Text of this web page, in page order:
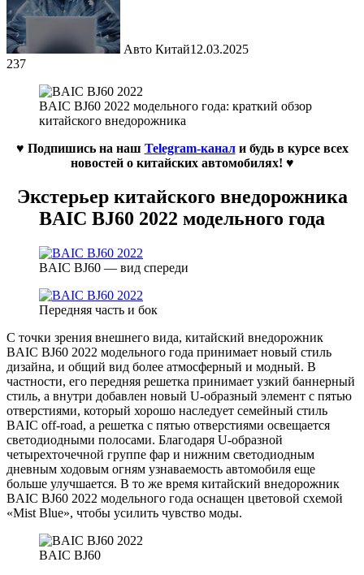
Авто Китай12.03.2025
237
BAIC BJ60 2022 модельного года: краткий обзор
китайского внедорожника
♥ Подпишись на наш Telegram-канали будь в курсе всех
новостей о китайских автомобилях! ♥
Экстерьер китайского внедорожника
BAIC BJ60 2022 модельного года
BAIC BJ60 — вид спереди
Передняя часть и бок
С точки зрения внешнего вида, китайский внедорожник
BAIC BJ60 2022 модельного года принимает новый стиль
дизайна, и общий вид более атмосферный и модный. В
частности, его передняя решетка принимает узкий баннерный
стиль, а внутри добавлен новый U-образный элемент с пятью
отверстиями, который хорошо наследует семейный стиль
BAIC off-road, а решетка с пятью отверстиями освещается
светодиодными полосами. Благодаря U-образной
четырехточечной группе фар и нижним светодиодным
дневным ходовым огням узнаваемость автомобиля еще
больше улучшается. В то же время китайский внедорожник
BAIC BJ60 2022 модельного года оснащен цветовой схемой
«Mist Blue», чтобы усилить чувство моды.
BAIC BJ60